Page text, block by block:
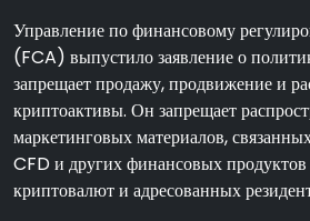
Управление по финансовому
(FCA) выпустило заявление о
запрещает продажу, продвижение и
криптоактивы. Он запрещает
маркетинговых материалов,
CFD и других финансовых продуктов
криптовалют и адресованных